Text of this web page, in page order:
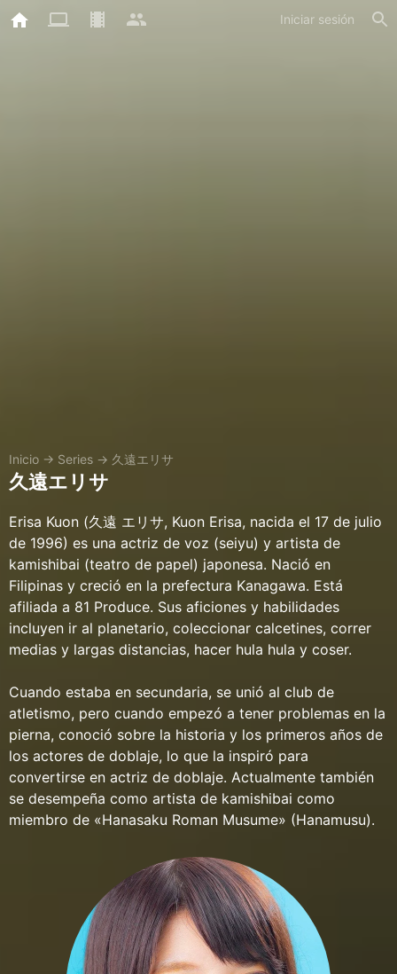
Iniciar sesión
Inicio → Series → 久遠エリサ
久遠エリサ
Erisa Kuon (久遠 エリサ, Kuon Erisa, nacida el 17 de julio
de 1996) es una actriz de voz (seiyu) y artista de
kamishibai (teatro de papel) japonesa. Nació en
Filipinas y creció en la prefectura Kanagawa. Está
afiliada a 81 Produce. Sus aficiones y habilidades
incluyen ir al planetario, coleccionar calcetines, correr
medias y largas distancias, hacer hula hula y coser.
Cuando estaba en secundaria, se unió al club de
atletismo, pero cuando empezó a tener problemas en la
pierna, conoció sobre la historia y los primeros años de
los actores de doblaje, lo que la inspiró para
convertirse en actriz de doblaje. Actualmente también
se desempeña como artista de kamishibai como
miembro de «Hanasaku Roman Musume» (Hanamusu).